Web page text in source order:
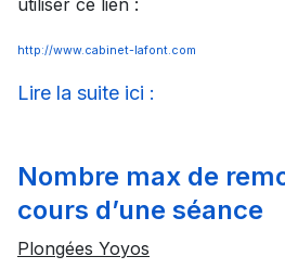
utiliser ce lien :
http://www.cabinet-lafont.com
Lire la suite ici :
Nombre max de
cours d’une séance
Plongées Yoyos